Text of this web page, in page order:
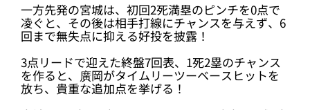
一方先発の宮城は、初回2死満塁のピンチを0点で
凌ぐと、その後は相手打線にチャンスを与えず、6
回まで無失点に抑える好投を披露！
3点リードで迎えた終盤7回表、1死2塁のチャンス
を作ると、廣岡がタイムリーツーベースヒットを
放ち、貴重な追加点を挙げる！